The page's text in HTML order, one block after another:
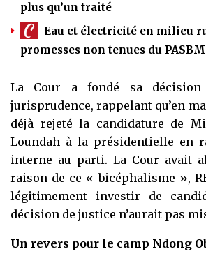
plus qu’un traité
Eau et électricité en milieu
promesses non tenues du
La Cour a fondé sa
jurisprudence, rappelant qu’en
déjà rejeté la candidature de
Loundah à la présidentielle en
interne au parti. La Cour avait
raison de ce « bicéphalisme »,
légitimement investir de
décision de justice n’aurait pas
Un revers pour le camp Ndong